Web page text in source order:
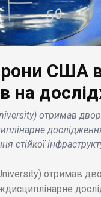
США
на
отримав
стійкої
отримав
Gylt: єдина
врятувала
Stadia, вийде
платформах в